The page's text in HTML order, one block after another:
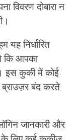
विवरण दोबारा न
यह निर्धारित
कि आपका
इस कुकी में कोई
बंद करते
जानकारी और